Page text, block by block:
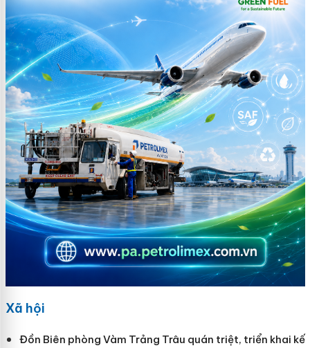
Xã hội
Đồn Biên phòng Vàm Trảng Trâu quán triệt, triển khai kế